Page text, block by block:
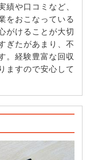
績や口コミなど、
をおこなっている
がけることが大切
ぎたがあまり、不
。経験豊富な回収
ますので安心して